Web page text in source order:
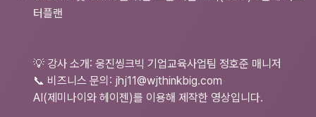
터플랜
💡 강사 소개: 웅진씽크빅 기업교육사업팀 정호준 매니저
📞 비즈니스 문의: jhj11@wjthinkbig.com
AI(제미나이와 헤이젠)를 이용해 제작한 영상입니다.